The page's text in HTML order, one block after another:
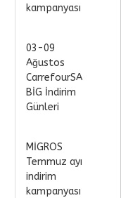
kampanyası
03-09
Ağustos
CarrefourSA
BİG İndirim
Günleri
MİGROS
Temmuz ayı
indirim
kampanyası